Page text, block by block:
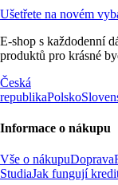
Ušetřete na novém
E-shop s každodenní
produktů pro krásné
Česká
republikaPolsko
Informace o nákupu
Vše o nákupuDoprava
StudiaJak fungují